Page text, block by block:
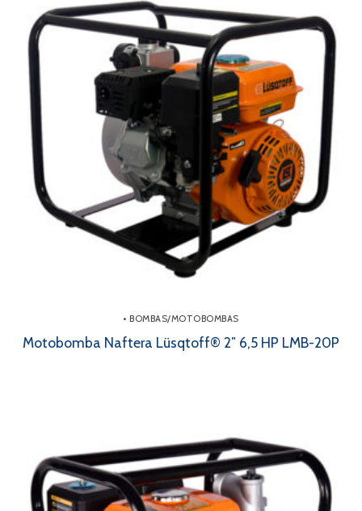
• BOMBAS/MOTOBOMBAS
Motobomba Naftera Lüsqtoff® 2″ 6,5 HP LMB-20P